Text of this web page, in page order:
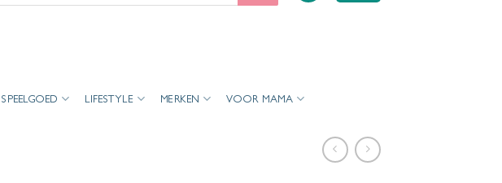
SPEELGOED LIFESTYLE MERKEN VOOR MAMA